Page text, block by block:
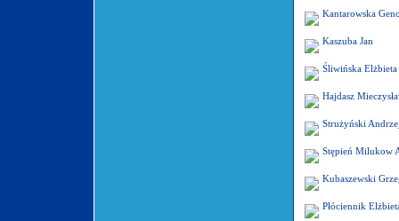
Kantarowska
Kaszuba Jan
Śliwińska Elżbieta
Hajdasz
Strużyński
Stępień Milukow
Kubaszewski
Płóciennik